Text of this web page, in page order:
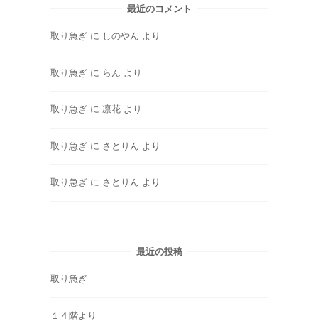
最近のコメント
取り急ぎ に しのやん より
取り急ぎ に らん より
取り急ぎ に 凛花 より
取り急ぎ に さとりん より
取り急ぎ に さとりん より
最近の投稿
取り急ぎ
１４階より